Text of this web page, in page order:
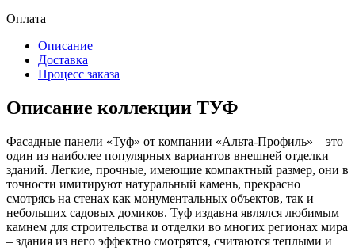
Оплата
Описание
Доставка
Процесс заказа
Описание коллекции ТУФ
Фасадные панели «Туф» от компании «Альта-Профиль» – это
один из наиболее популярных вариантов внешней отделки
зданий. Легкие, прочные, имеющие компактный размер, они в
точности имитируют натуральный камень, прекрасно
смотрясь на стенах как монументальных объектов, так и
небольших садовых домиков. Туф издавна являлся любимым
камнем для строительства и отделки во многих регионах мира
– здания из него эффектно смотрятся, считаются теплыми и